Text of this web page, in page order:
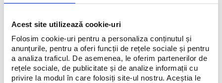
Acest site utilizează cookie-uri
Folosim cookie-uri pentru a personaliza conținutul și
anunțurile, pentru a oferi funcții de rețele sociale și pentru
a analiza traficul. De asemenea, le oferim partenerilor de
rețele sociale, de publicitate și de analize informații cu
privire la modul în care folosiți site-ul nostru. Aceștia le
Magazinul nostru este situat în inima Băneasa Shopping City, într-
îți ofere o experiență premium, completă și personalizată.
Te invităm să ne vizitezi și să te bucuri de rafinament, calitate și
servicii de top într-un loc în care fiecare bijuterie spune o poveste.